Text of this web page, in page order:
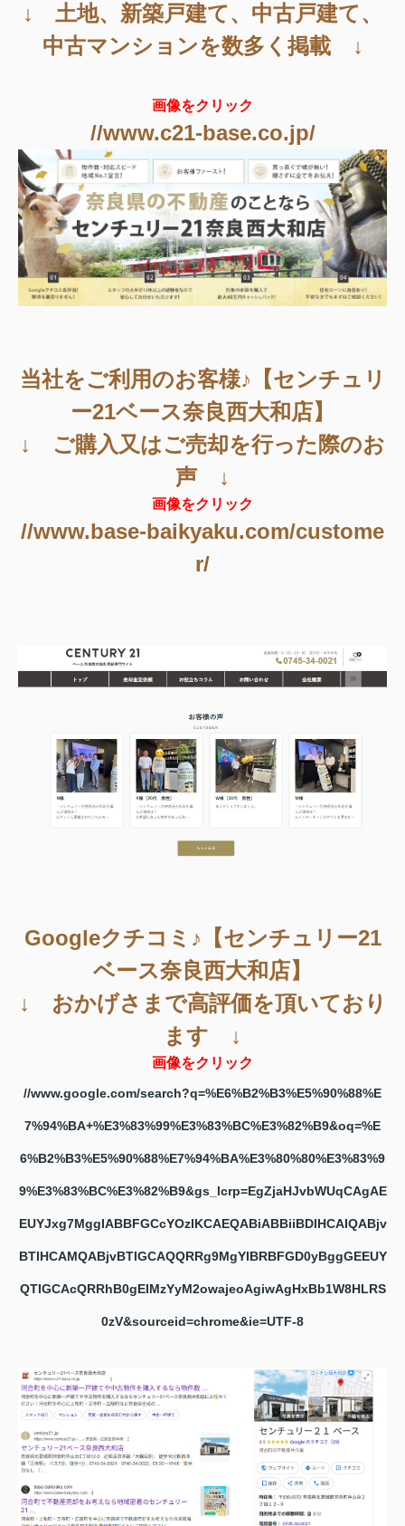
↓ 土地、新築戸建て、中古戸建て、
中古マンションを数多く掲載 ↓
画像をクリック
//www.c21-base.co.jp/
当社をご利用のお客様♪【センチュリ
ー21ベース奈良西大和店】
↓ ご購入又はご売却を行った際のお
声 ↓
画像をクリック
//www.base-baikyaku.com/custome
r/
Googleクチコミ♪【センチュリー21
ベース奈良西大和店】
↓ おかげさまで高評価を頂いており
ます ↓
画像をクリック
//www.google.com/search?q=%E6%B2%B3%E5%90%88%E
7%94%BA+%E3%83%99%E3%83%BC%E3%82%B9&oq=%E
6%B2%B3%E5%90%88%E7%94%BA%E3%80%80%E3%83%9
9%E3%83%BC%E3%82%B9&gs_lcrp=EgZjaHJvbWUqCAgAE
EUYJxg7MggIABBFGCcYOzIKCAEQABiABBiiBDIHCAIQABjv
BTIHCAMQABjvBTIGCAQQRRg9MgYIBRBFGD0yBggGEEUY
QTIGCAcQRRhB0gEIMzYyM2owajeoAgiwAgHxBb1W8HLRS
0zV&sourceid=chrome&ie=UTF-8